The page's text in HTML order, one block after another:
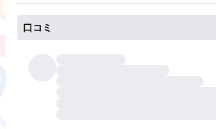
口コミ